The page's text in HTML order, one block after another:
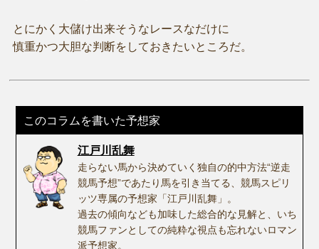
とにかく大儲け出来そうなレースなだけに
慎重かつ大胆な判断をしておきたいところだ。
このコラムを書いた予想家
江戸川乱舞
走らない馬から決めていく独自の的中方法“逆走
競馬予想”であたり馬を引き当てる、競馬スピリ
ッツ専属の予想家「江戸川乱舞」。
過去の傾向なども加味した総合的な見解と、いち
競馬ファンとしての純粋な視点も忘れないロマン
派予想家。